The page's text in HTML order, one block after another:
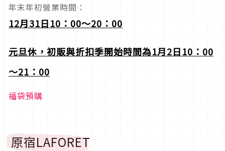
年末年初營業時間：
12月31日10：00～20：00
元旦休，初販與折扣季開始時間為1月2日10：00
～21：00
福袋預購
原宿LAFORET